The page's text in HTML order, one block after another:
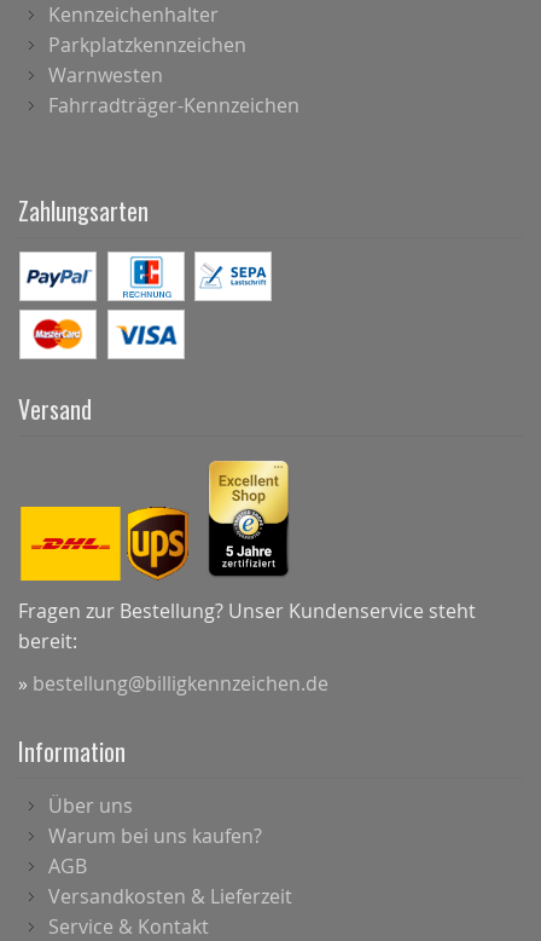
Kennzeichenhalter
Parkplatzkennzeichen
Warnwesten
Fahrradträger-Kennzeichen
Zahlungsarten
Versand
Fragen zur Bestellung? Unser Kundenservice steht
bereit:
» bestellung@billigkennzeichen.de
Information
Über uns
Warum bei uns kaufen?
AGB
Versandkosten & Lieferzeit
Service & Kontakt